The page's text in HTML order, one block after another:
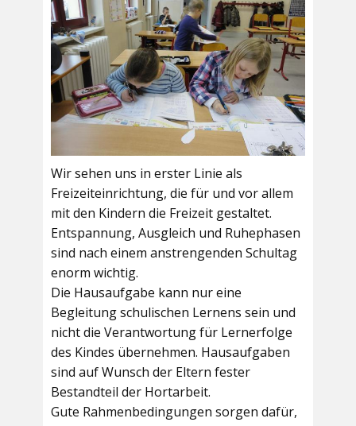
Wir sehen uns in erster Linie als
Freizeiteinrichtung, die für und vor allem
mit den Kindern die Freizeit gestaltet.
Entspannung, Ausgleich und Ruhephasen
sind nach einem anstrengenden Schultag
enorm wichtig.
Die Hausaufgabe kann nur eine
Begleitung schulischen Lernens sein und
nicht die Verantwortung für Lernerfolge
des Kindes übernehmen. Hausaufgaben
sind auf Wunsch der Eltern fester
Bestandteil der Hortarbeit.
Gute Rahmenbedingungen sorgen dafür,